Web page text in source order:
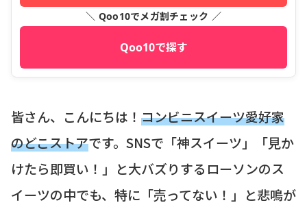
＼ Qoo10でメガ割チェック ／
Qoo10で探す
皆さん、こんにちは！ コンビニスイーツ愛好家
のどこストアです。SNSで「神スイーツ」「見か
けたら即買い！」と大バズりするローソンのス
イーツの中でも、特に「売ってない！」と悲鳴が